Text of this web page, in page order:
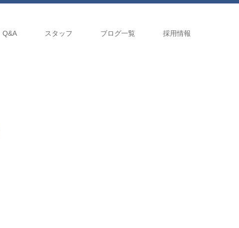
Q&A スタッフ ブログ一覧 採用情報